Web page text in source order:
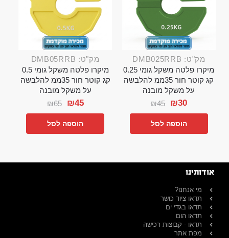
מק"ט: DMB025RRB
מיקרו פלטה משקל גומי 0.25
קג קוטר חור 35ממ להלבשה
על משקל מובנה
₪45 ₪30
הוספה לסל
מק"ט: DMB05RRB
מיקרו פלטה משקל גומי 0.5
קג קוטר חור 35ממ להלבשה
על משקל מובנה
₪65 ₪45
הוספה לסל
אודותינו
מי אנחנו?
תדאו ציוד כושר
תדאו בגדי ים
תדאו הום
תדאו - קבוצות רכישה
מפת אתר